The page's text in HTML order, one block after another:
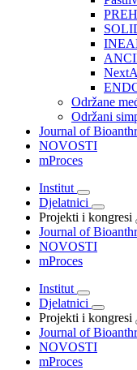
Održane
Održani
Journal of
NOVOSTI
mProces
Institut
Djelatnici
Projekti i kongresi
Journal of
NOVOSTI
mProces
Institut
Djelatnici
Projekti i kongresi
Journal of
NOVOSTI
mProces